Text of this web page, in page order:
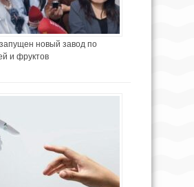
новый завод по
и фруктов